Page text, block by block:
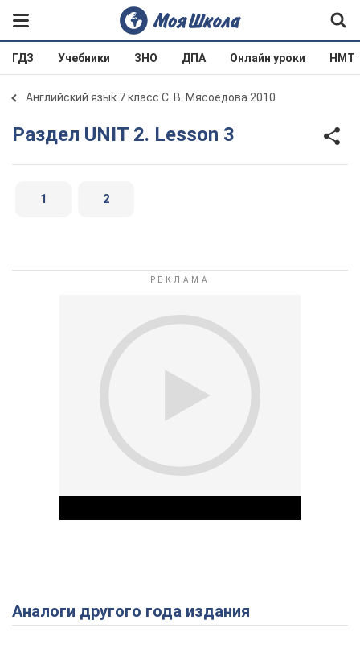
ГДЗ Учебники ЗНО ДПА Онлайн уроки НМТ
Английский язык 7 класс С. В. Мясоедова 2010
Раздел UNIT 2. Lesson 3
1 2
Play Video
Аналоги другого года издания